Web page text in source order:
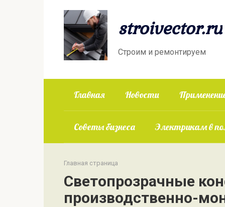
stroivector.ru
Строим и ремонтируем
Главная Новости
Советы бизнеса Электрикам в
Главная страница
Светопрозрачные
производственно-